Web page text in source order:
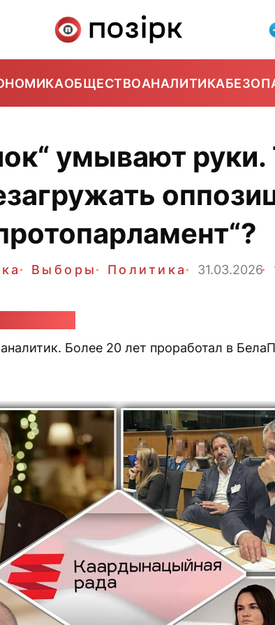
ОБЩЕСТВОАНАЛИТИКА
умывают руки.
Выборы Политика 31.03.2026
Более 20 лет проработал в